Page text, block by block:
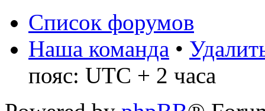
Список форумов
Наша команда •
пояс: UTC + 2 часа